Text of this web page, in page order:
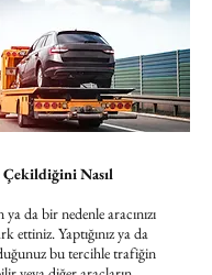
Çekildiğini Nasıl
da bir nedenle aracınızı
ettiniz. Yaptığınız ya da
bu tercihle trafiğin